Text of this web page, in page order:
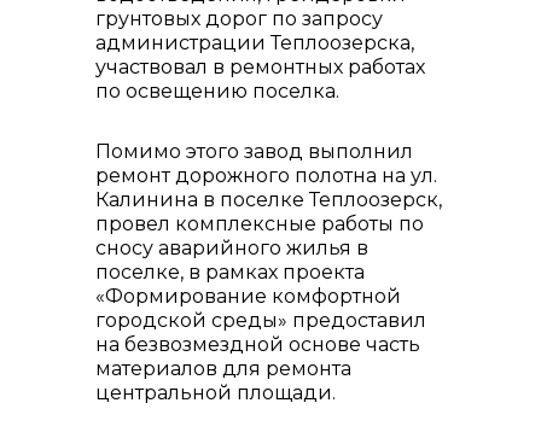
грунтовых дорог по запросу
администрации Теплоозерска,
участвовал в ремонтных работах
по освещению поселка.
Помимо этого завод выполнил
ремонт дорожного полотна на ул.
Калинина в поселке Теплоозерск,
провел комплексные работы по
сносу аварийного жилья в
поселке, в рамках проекта
«Формирование комфортной
городской среды» предоставил
на безвозмездной основе часть
материалов для ремонта
центральной площади.